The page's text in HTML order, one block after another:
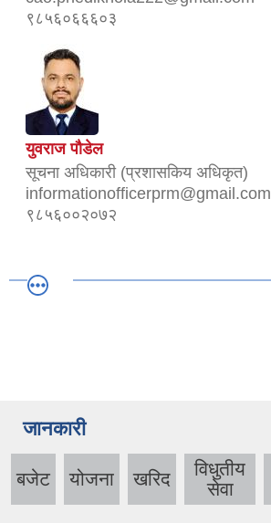
९८५६०६६६०३
युवराज पौडेल
सूचना अधिकारी (प्रशासकिय अधिकृत)
informationofficerprm@gmail.com
९८५६००२०७२
जानकारी
बजेट योजना खरिद
विधुतीय
सेवा